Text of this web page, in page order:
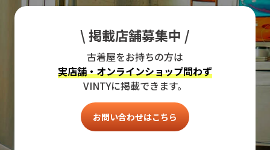
\ 掲載店舗募集中 /
古着屋をお持ちの方は
実店舗・オンラインショップ問わず
VINTYに掲載できます。
お問い合わせはこちら